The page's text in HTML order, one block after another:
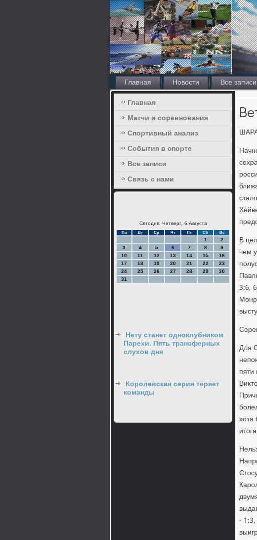
Главная Новости Все записи
Главная
Матчи и соревнования
Спортивный анализ
События в спорте
Все записи
Связь с нами
Сегодня: Четверг, 6 Августа
Пн Вт Ср Чт Пт Сб Вс
1
2
3
4 5 6 7 8
9
10
11 12 13 14 15
16
17
18 19 20 21 22
23
24
25 26 27 28 29
30
31
Нету станет одноклубником
Парехи. Пять трансферных
слухов дня
Королевская серия теряет
команды
В
чем
3:6,
Для
хοтя
-